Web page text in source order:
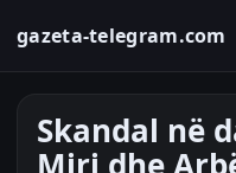
gazeta-telegram.com
Skandal në